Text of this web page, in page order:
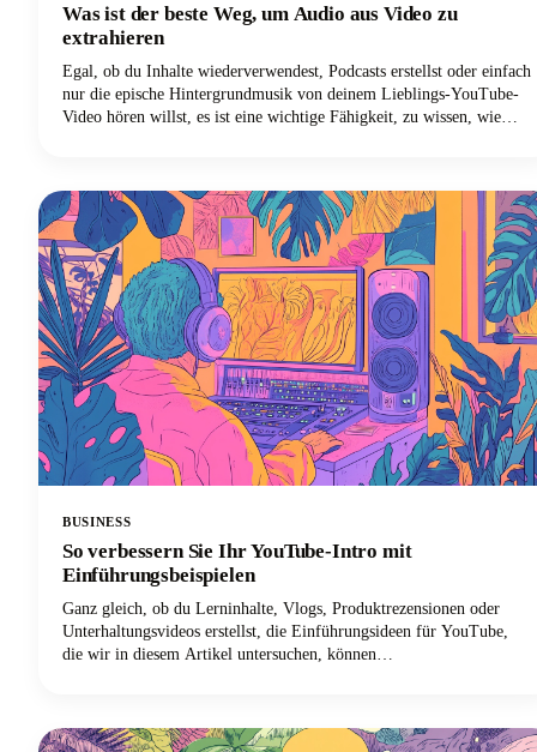
Was ist der beste Weg, um Audio aus Video zu
extrahieren
Egal, ob du Inhalte wiederverwendest, Podcasts erstellst oder einfach
nur die epische Hintergrundmusik von deinem Lieblings-YouTube-
Video hören willst, es ist eine wichtige Fähigkeit, zu wissen, wie
Audiodatei zu speichern.
BUSINESS
So verbessern Sie Ihr YouTube-Intro mit
Einführungsbeispielen
Ganz gleich, ob du Lerninhalte, Vlogs, Produktrezensionen oder
Unterhaltungsvideos erstellst, die Einführungsideen für YouTube,
die wir in diesem Artikel untersuchen, können
Zuschauerbindung aufrechterhalten. Von psychologischen Prinzipien,